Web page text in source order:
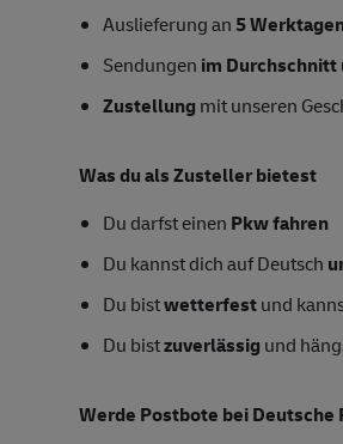
Auslieferung an5
Sendungen im Durchschnitt
Zustellung mit unseren
Was du als Zusteller bietest
Du darfst einen Pkw fahren
Du kannst dich auf Deutsch
Du bistwetterfestund
Du bistzuverlässig und
Werde Postbote bei Deutsche